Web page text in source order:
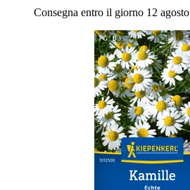
Consegna entro il giorno 12 agosto